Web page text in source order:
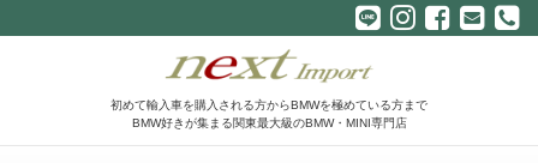
初めて輸入車を購入される方からBMWを極めている方まで
BMW好きが集まる関東最大級のBMW・MINI専門店